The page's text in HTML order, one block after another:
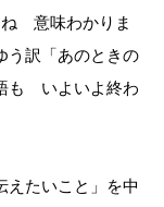
意味わかりま
訳「あのときの
も いよいよ終わ
えたいこと」を中